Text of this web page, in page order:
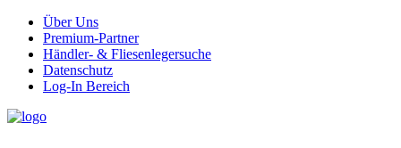
Über Uns
Premium-Partner
Händler- & Fliesenlegersuche
Datenschutz
Log-In Bereich